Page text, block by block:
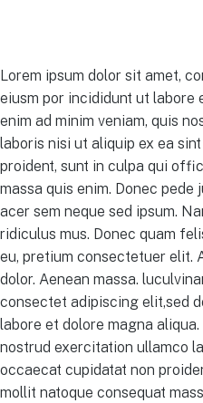
Lorem ipsum dolor sit amet,
eiusm por incididunt ut labore
enim ad minim veniam, quis
laboris nisi ut aliquip ex ea
proident, sunt in culpa qui
massa quis enim. Donec
acer sem neque sed ipsum.
ridiculus mus. Donec quam
eu, pretium consectetuer elit.
dolor. Aenean massa.
consectet adipiscing elit,sed
labore et dolore magna
nostrud exercitation ullamco
occaecat cupidatat non
mollit natoque consequat